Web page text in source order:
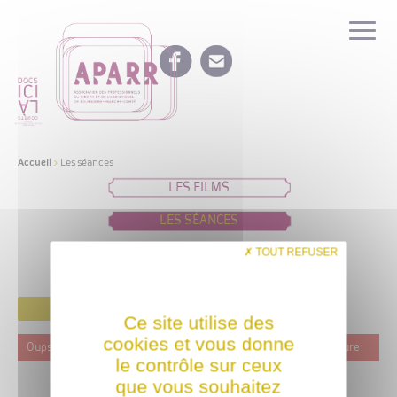
Accueil > Les séances
LES FILMS
LES SÉANCES
IDÉES DE PROGRAMMATION
Oups ! Ce film n'est programmé actuellement dans aucune structure
Ce site utilise des
cookies et vous donne
le contrôle sur ceux
que vous souhaitez
TOUT REFUSER